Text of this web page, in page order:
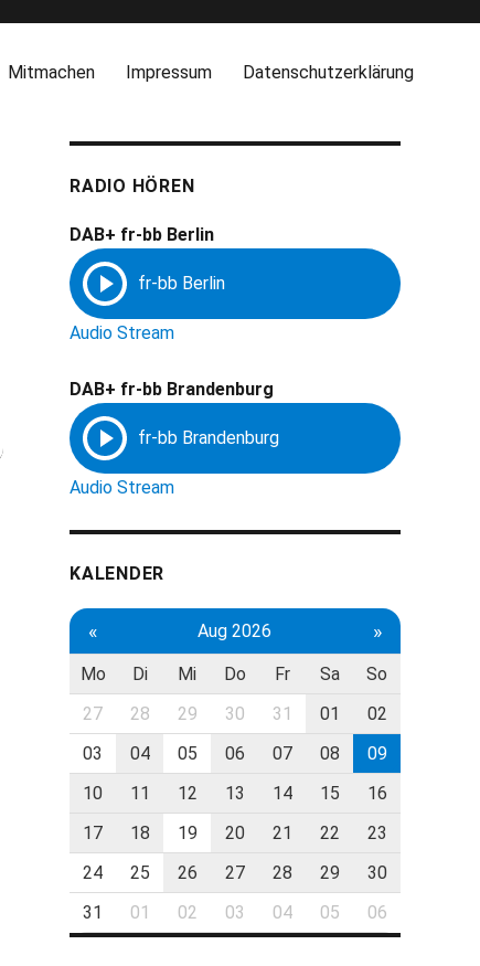
Mitmachen Impressum Datenschutzerklärung
RADIO HÖREN
DAB+ fr-bb Berlin
Audio Stream
DAB+ fr-bb Brandenburg
Audio Stream
KALENDER
« Aug 2026 »
Mo Di Mi Do Fr Sa
So
27
28 29 30 31 01
02
03
04 05 06 07 08
09
10
11 12 13 14 15
16
17
18 19 20 21 22
23
24
25 26 27 28 29
30
31
01 02 03 04 05 06